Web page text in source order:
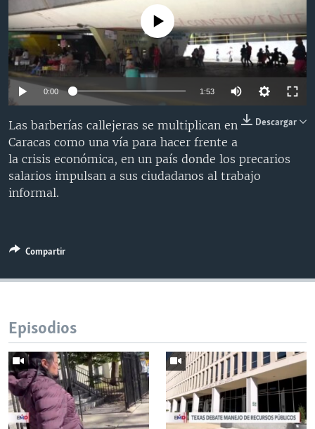
VENEZUELA
BRASIL
NICARAGUA
ECONOMÍA
ENTRETENIMIENTO Y CULTURA
TECNOLOGÍA
DEPORTES
MULTIMEDIA
VIDEOS
FOTOGRAFÍA
AUDIOS
PROGRAMAS TV
EL MUNDO AL DÍA
FORO INTERAMERICANO
LAS CLAVES
PANORAMA
RADIO
AVANCE INFORMATIVO
BUENOS DÍAS AMÉRICA
ESTADOS UNIDOS AL DÍA
EL MUNDO AL DÍA [RADIO]
DIRECT
SÍGANOS
Idiomas
No media source currently available
0:00 1:53
Descargar
Las barberías callejeras se multiplican en
Caracas como una vía para hacer frente a
la crisis económica, en un país donde los precarios
salarios impulsan a sus ciudadanos al trabajo
informal.
Compartir
Episodios